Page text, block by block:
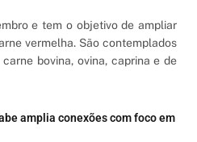
e tem o objetivo de ampliar
vermelha. São contemplados
bovina, ovina, caprina e de
amplia conexões com foco em